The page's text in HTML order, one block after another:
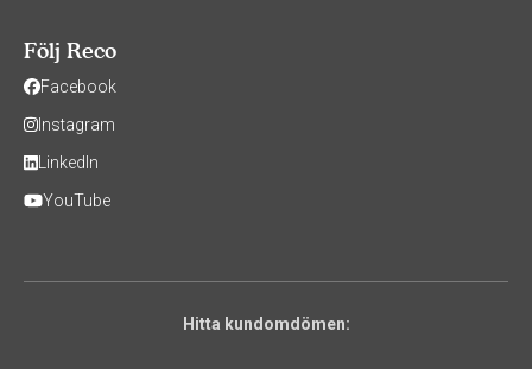
Följ Reco
Facebook
Instagram
LinkedIn
YouTube
Hitta kundomdömen: